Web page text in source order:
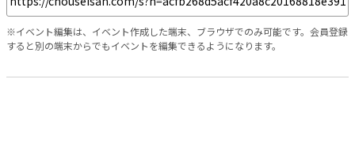
※イベント編集は、イベント作成した端末、ブラウザでのみ可能です。会員登録
すると別の端末からでもイベントを編集できるようになります。